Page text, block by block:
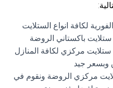
لكافة انواع الستلايت
باكستاني الروضة
مركزي لكافة المنازل
وبسعر جيد
مركزي الروضة ونقوم في